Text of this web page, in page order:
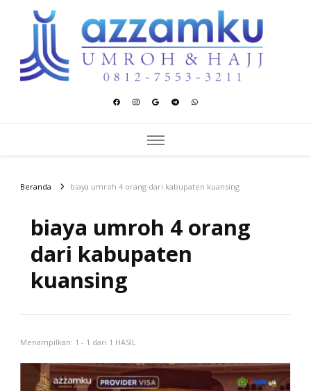
Azzamku Umroh dan Hajj
Beranda biaya umroh 4 orang dari kabupaten kuansing
biaya umroh 4 orang
dari kabupaten
kuansing
Menampilkan: 1 - 1 dari 1 HASIL